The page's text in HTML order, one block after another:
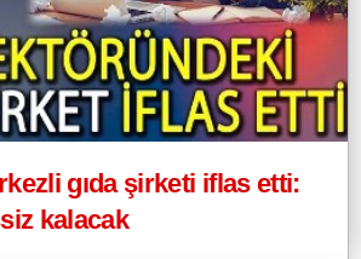
gıda şirketi iflas etti:
kalacak